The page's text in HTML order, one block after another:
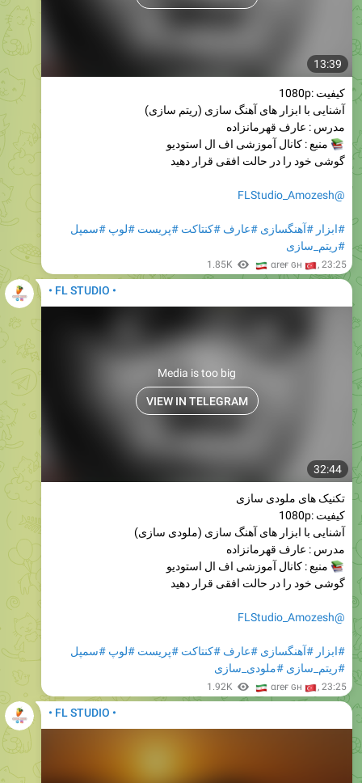
13:39
کیفیت :1080p
آشنایی با ابزار های آهنگ سازی (ریتم سازی)
مدرس : عارف قهرمانزاده
منبع : کانال آموزشی اف ال استودیو
گوشی خود را در حالت افقی قرار دهید
@FLStudio_Amozesh
#ابزار #آهنگسازی #عارف #کنتاکت #پریست #لوپ #سمپل
#ریتم_سازی
1.85K αreғ ɢн , 23:25
• FL STUDIO •
32:44
Media is too big
VIEW IN TELEGRAM
تکنیک های ملودی سازی
کیفیت :1080p
آشنایی با ابزار های آهنگ سازی (ملودی سازی)
مدرس : عارف قهرمانزاده
منبع : کانال آموزشی اف ال استودیو
گوشی خود را در حالت افقی قرار دهید
@FLStudio_Amozesh
#ابزار #آهنگسازی #عارف #کنتاکت #پریست #لوپ #سمپل
#ریتم_سازی #ملودی_سازی
1.92K αreғ ɢн , 23:25
• FL STUDIO •